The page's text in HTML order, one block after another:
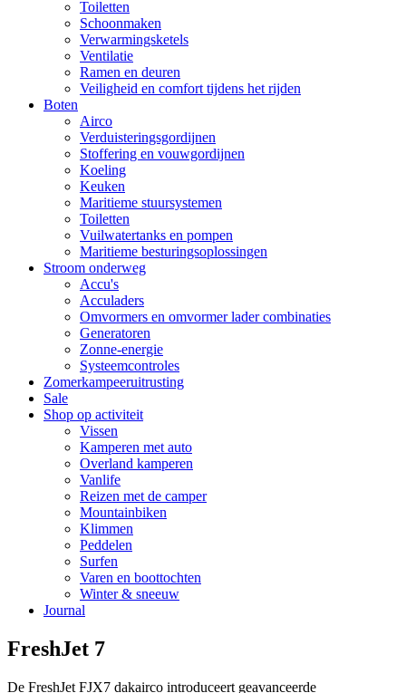
Toiletten
Schoonmaken
Verwarmingsketels
Ventilatie
Ramen en deuren
Veiligheid en comfort tijdens het rijden
Boten
Airco
Verduisteringsgordijnen
Stoffering en vouwgordijnen
Koeling
Keuken
Maritieme stuursystemen
Toiletten
Vuilwatertanks en pompen
Maritieme besturingsoplossingen
Stroom onderweg
Accu's
Acculaders
Omvormers en omvormer lader combinaties
Generatoren
Zonne-energie
Systeemcontroles
Zomerkampeeruitrusting
Sale
Shop op activiteit
Vissen
Kamperen met auto
Overland kamperen
Vanlife
Reizen met de camper
Mountainbiken
Klimmen
Peddelen
Surfen
Varen en boottochten
Winter & sneeuw
Journal
FreshJet 7
De FreshJet FJX7 dakairco introduceert geavanceerde